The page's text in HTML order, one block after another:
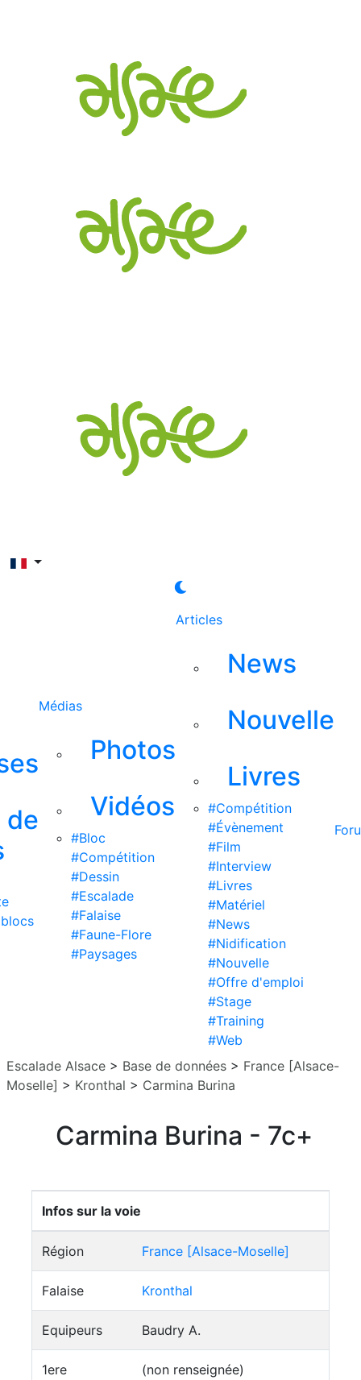
de
Médias
Photos
Vidéos
#Bloc
#Compétition
#Dessin
#Escalade
#Falaise
#Faune-Flore
#Paysages
Articles
News
Nouvelle
Livres
#Compétition
#Évènement
#Film
#Interview
#Livres
#Matériel
#News
#Nidification
#Nouvelle
#Offre d'emploi
#Stage
#Training
#Web
Escalade Alsace > Base de données > France [Alsace-
Moselle] > Kronthal > Carmina Burina
Carmina Burina - 7c+
Infos sur la voie
Région France [Alsace-Moselle]
Falaise Kronthal
Equipeurs Baudry A.
1ere
(non renseignée)